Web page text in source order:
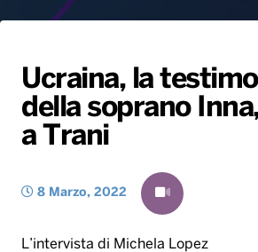
Hit Dance
Giochi&Concorsi
PALATOUR
Locali
Musica e
Radio Norba
Playlist
Generale
Notiziario
Oroscopo
Gallery
Radio Norba News TV
Voce al Bari
Battiti Live 2026
Ucraina, la
della soprano
a Trani
8 Marzo, 2022
L’intervista di Michela Lopez